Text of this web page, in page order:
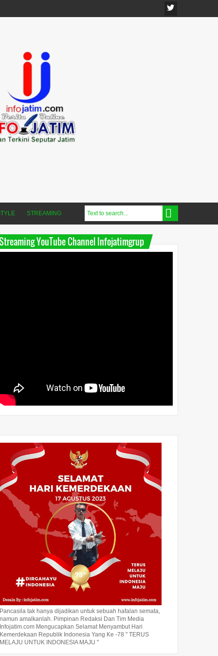
STREAMING
YouTube Channel Infojatimgrup
Pancasila tak hanya dijadikan untuk sebuah hafalan semata,
namun amalkanlah. Pimpinan Redaksi Dan Tim Media
Infojatim.com Mengucapkan Selamat Menyambut Hari
Kemerdekaan Republik Indonesia Yang Ke -78 " TERUS
MELAJU UNTUK INDONESIA MAJU "